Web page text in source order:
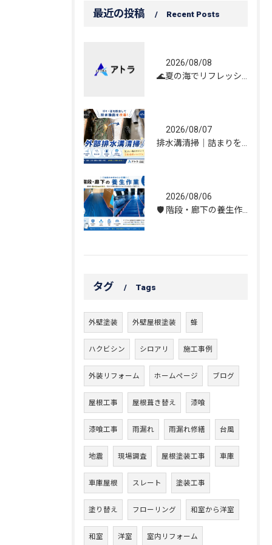
最近の投稿 Recent Posts
2026/08/08
2026/08/07
2026/08/06
タグ Tags
外壁塗装 外壁屋根塗装 蜂
ハクビシン シロアリ 施工事例
外装リフォーム ホームページ ブログ
屋根工事 屋根葺き替え 漆喰
漆喰工事 雨漏れ 雨漏れ修繕 台風
地震 現場調査 屋根塗装工事 車庫
車庫屋根 スレート 塗装工事
塗り替え フローリング 和室から洋室
和室 洋室 室内リフォーム